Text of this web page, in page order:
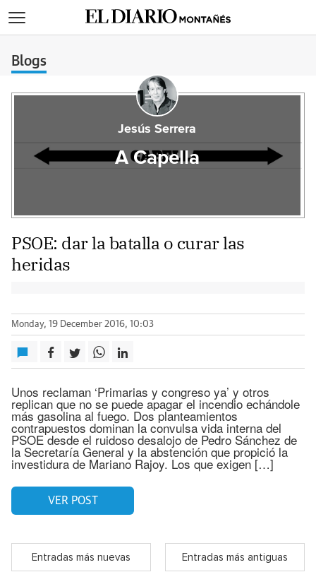
Blogs
Jesús Serrera
A Capella
PSOE: dar la batalla o curar las
heridas
Monday, 19 December 2016, 10:03
Unos reclaman ‘Primarias y congreso ya’ y otros
replican que no se puede apagar el incendio echándole
más gasolina al fuego. Dos planteamientos
contrapuestos dominan la convulsa vida interna del
PSOE desde el ruidoso desalojo de Pedro Sánchez de
la Secretaría General y la abstención que propició la
investidura de Mariano Rajoy. Los que exigen […]
VER POST
Entradas más nuevas Entradas más antiguas